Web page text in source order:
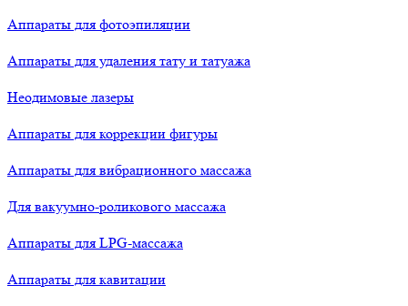
Аппараты для фотоэпиляции
Аппараты для удаления тату и татуажа
Неодимовые лазеры
Аппараты для коррекции фигуры
Аппараты для вибрационного массажа
Для вакуумно-роликового массажа
Аппараты для LPG-массажа
Аппараты для кавитации